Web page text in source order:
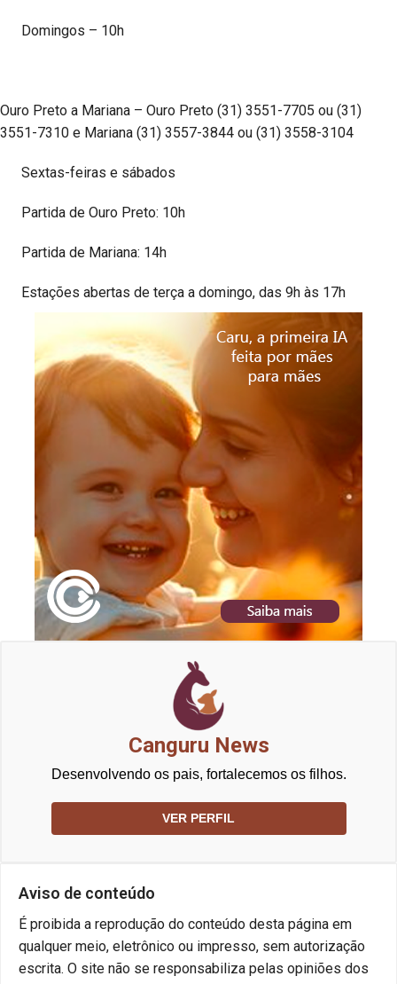
Domingos – 10h
Ouro Preto a Mariana – Ouro Preto (31) 3551-7705 ou (31)
3551-7310 e Mariana (31) 3557-3844 ou (31) 3558-3104
Sextas-feiras e sábados
Partida de Ouro Preto: 10h
Partida de Mariana: 14h
Estações abertas de terça a domingo, das 9h às 17h
Canguru News
Desenvolvendo os pais, fortalecemos os filhos.
VER PERFIL
Aviso de conteúdo
É proibida a reprodução do conteúdo desta página em
qualquer meio, eletrônico ou impresso, sem autorização
escrita. O site não se responsabiliza pelas opiniões dos